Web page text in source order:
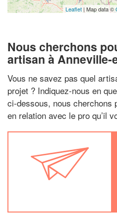
Leaflet| Map data ©
Nous cherchons
artisan à Anneville-
Vous ne savez pas quel
projet ? Indiquez-nous en
ci-dessous, nous cherchons
en relation avec le pro qu’il